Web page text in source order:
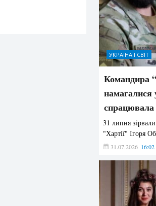
УКРАЇНА І СВІТ
Командира
намагалися
31 липня
"Хартії" Ігоря
31.07.2026 16:02